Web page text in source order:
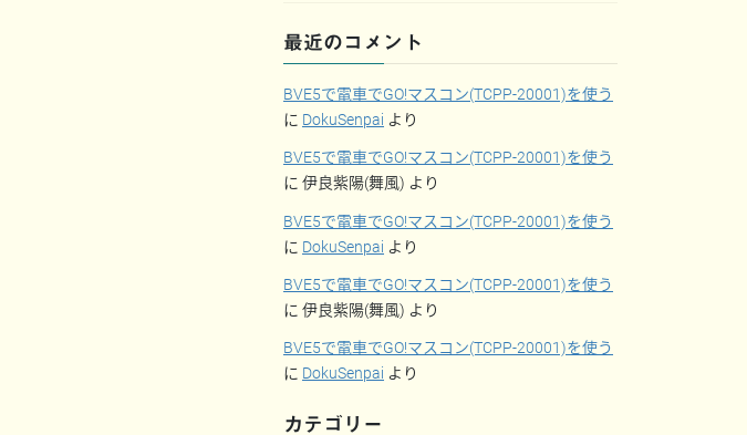
最近のコメント
BVE5で電車でGO!マスコン(TCPP-20001)を使う
に DokuSenpai より
BVE5で電車でGO!マスコン(TCPP-20001)を使う
に伊良紫陽(舞風) より
BVE5で電車でGO!マスコン(TCPP-20001)を使う
に DokuSenpai より
BVE5で電車でGO!マスコン(TCPP-20001)を使う
に伊良紫陽(舞風) より
BVE5で電車でGO!マスコン(TCPP-20001)を使う
に DokuSenpai より
カテゴリー